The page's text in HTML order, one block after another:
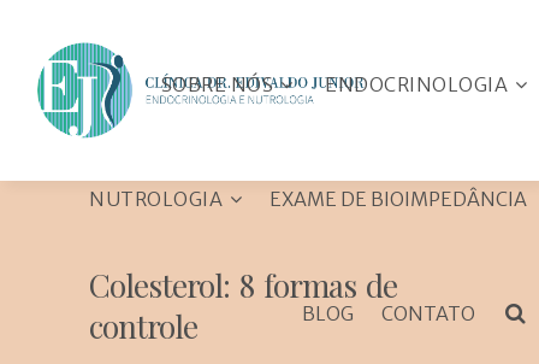
SOBRE NÓS
Porque ir a um
endocrinologista?
ENDOCRINOLOGIA
Tireóide e Paratireóide
NUTROLOGIA EXAME DE BIOIMPEDÂNCIA
BLOG CONTATO
Colesterol: 8 formas de
controle